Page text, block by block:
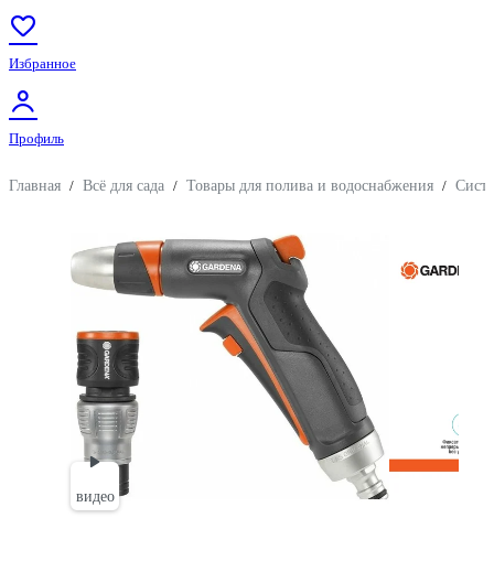
Избранное
Профиль
Главная / Всё для сада / Товары для полива и водоснабжения /
видео